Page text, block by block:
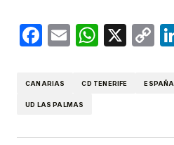
Facebook
Email X
CANARIAS CD TENERIFE ESPAÑA
UD LAS PALMAS